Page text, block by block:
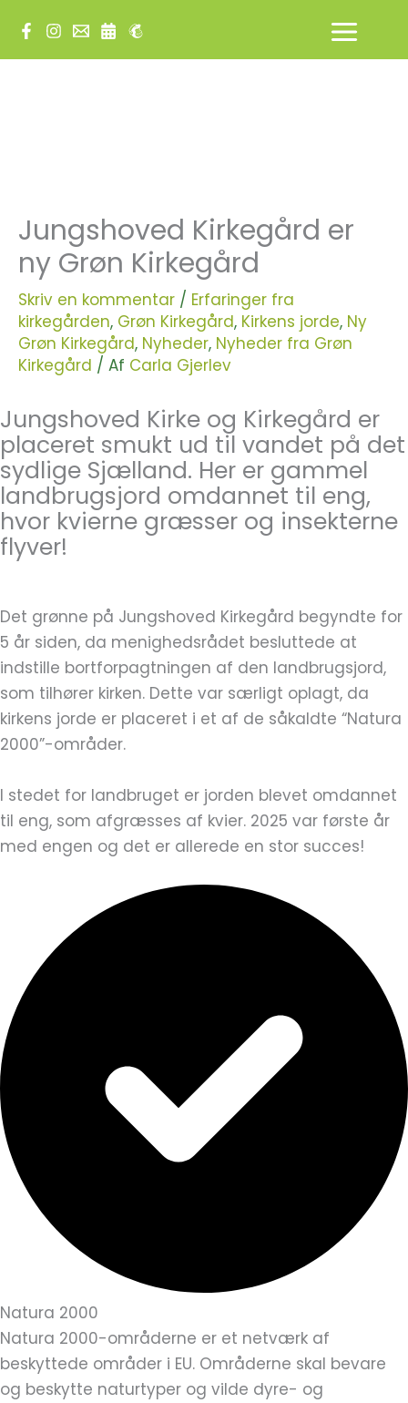
indholdet
Jungshoved Kirkegård er
ny Grøn Kirkegård
Skriv en kommentar / Erfaringer fra
kirkegården, Grøn Kirkegård, Kirkens jorde, Ny
Grøn Kirkegård, Nyheder, Nyheder fra Grøn
Kirkegård / Af Carla Gjerlev
Jungshoved Kirke og Kirkegård er
placeret smukt ud til vandet på det
sydlige Sjælland. Her er gammel
landbrugsjord omdannet til eng,
hvor kvierne græsser og insekterne
flyver!
Det grønne på Jungshoved Kirkegård begyndte for
5 år siden, da menighedsrådet besluttede at
indstille bortforpagtningen af den landbrugsjord,
som tilhører kirken. Dette var særligt oplagt, da
kirkens jorde er placeret i et af de såkaldte “Natura
2000”-områder.
I stedet for landbruget er jorden blevet omdannet
til eng, som afgræsses af kvier. 2025 var første år
med engen og det er allerede en stor succes!
Natura 2000
Natura 2000-områderne er et netværk af
beskyttede områder i EU. Områderne skal bevare
og beskytte naturtyper og vilde dyre- og